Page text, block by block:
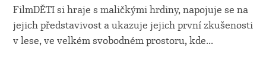
FilmDĚTI si hraje s maličkými hrdiny, napojuje se na
jejich představivost a ukazuje jejich první zkušenosti
v lese, ve velkém svobodném prostoru, kde...